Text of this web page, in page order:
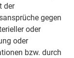
der
gegen
oder
oder
bzw. durch